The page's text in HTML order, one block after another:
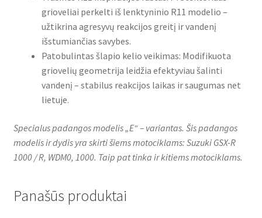
grioveliai perkelti iš lenktyninio R11 modelio –
užtikrina agresyvų reakcijos greitį ir vandenį
išstumiančias savybes.
Patobulintas šlapio kelio veikimas: Modifikuota
griovelių geometrija leidžia efektyviau šalinti
vandenį – stabilus reakcijos laikas ir saugumas net
lietuje.
Specialus padangos modelis „E“ – variantas. Šis padangos
modelis ir dydis yra skirti šiems motociklams: Suzuki GSX-R
1000 / R, WDM0, 1000. Taip pat tinka ir kitiems motociklams.
Panašūs produktai